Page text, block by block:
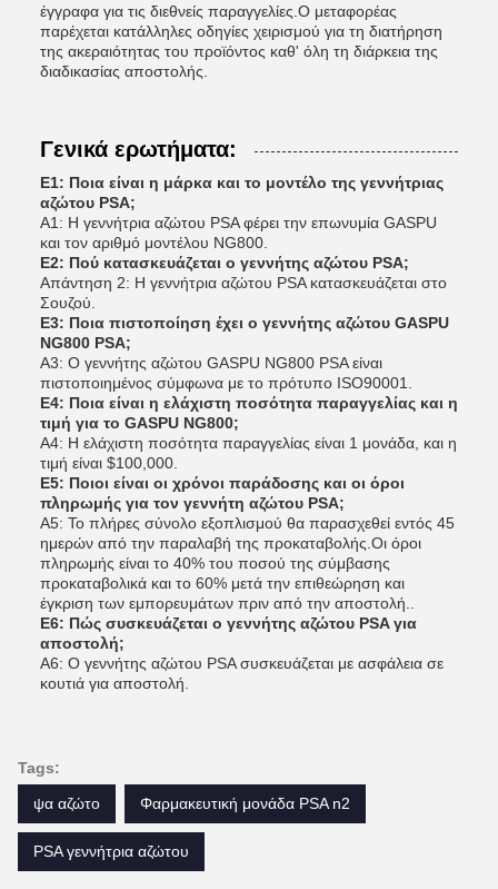
έγγραφα για τις διεθνείς παραγγελίες.Ο μεταφορέας
παρέχεται κατάλληλες οδηγίες χειρισμού για τη διατήρηση
της ακεραιότητας του προϊόντος καθ' όλη τη διάρκεια της
διαδικασίας αποστολής.
Γενικά ερωτήματα:
Ε1: Ποια είναι η μάρκα και το μοντέλο της γεννήτριας
αζώτου PSA;
Α1: Η γεννήτρια αζώτου PSA φέρει την επωνυμία GASPU
και τον αριθμό μοντέλου NG800.
Ε2: Πού κατασκευάζεται ο γεννήτης αζώτου PSA;
Απάντηση 2: Η γεννήτρια αζώτου PSA κατασκευάζεται στο
Σουζού.
Ε3: Ποια πιστοποίηση έχει ο γεννήτης αζώτου GASPU
NG800 PSA;
Α3: Ο γεννήτης αζώτου GASPU NG800 PSA είναι
πιστοποιημένος σύμφωνα με το πρότυπο ISO90001.
Ε4: Ποια είναι η ελάχιστη ποσότητα παραγγελίας και η
τιμή για το GASPU NG800;
Α4: Η ελάχιστη ποσότητα παραγγελίας είναι 1 μονάδα, και η
τιμή είναι $100,000.
Ε5: Ποιοι είναι οι χρόνοι παράδοσης και οι όροι
πληρωμής για τον γεννήτη αζώτου PSA;
Α5: Το πλήρες σύνολο εξοπλισμού θα παρασχεθεί εντός 45
ημερών από την παραλαβή της προκαταβολής.Οι όροι
πληρωμής είναι το 40% του ποσού της σύμβασης
προκαταβολικά και το 60% μετά την επιθεώρηση και
έγκριση των εμπορευμάτων πριν από την αποστολή..
Ε6: Πώς συσκευάζεται ο γεννήτης αζώτου PSA για
αποστολή;
Α6: Ο γεννήτης αζώτου PSA συσκευάζεται με ασφάλεια σε
κουτιά για αποστολή.
Tags:
ψα αζώτο
Φαρμακευτική μονάδα PSA n2
PSA γεννήτρια αζώτου